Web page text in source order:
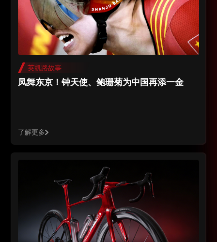
英凯路故事
凤舞东京！钟天使、鲍珊菊为中国再添一金
了解更多